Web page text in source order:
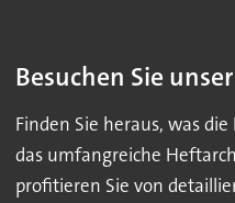
Besuchen Sie
Finden Sie heraus, was
das umfangreiche
profitieren Sie von